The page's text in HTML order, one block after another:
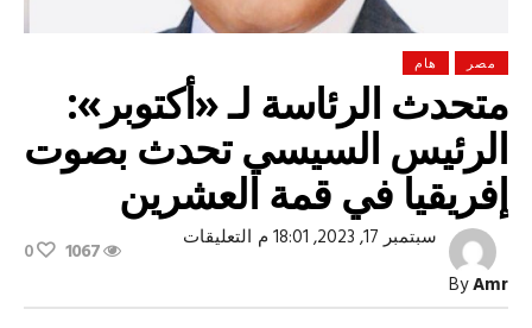
مصر هام
متحدث الرئاسة لـ «أكتوبر»:
الرئيس السيسي تحدث بصوت
إفريقيا في قمة العشرين
ByAmr
سبتمبر 17, 2023, 18:01 م التعليقاتعلى
«أكتوبر»:
1067
0